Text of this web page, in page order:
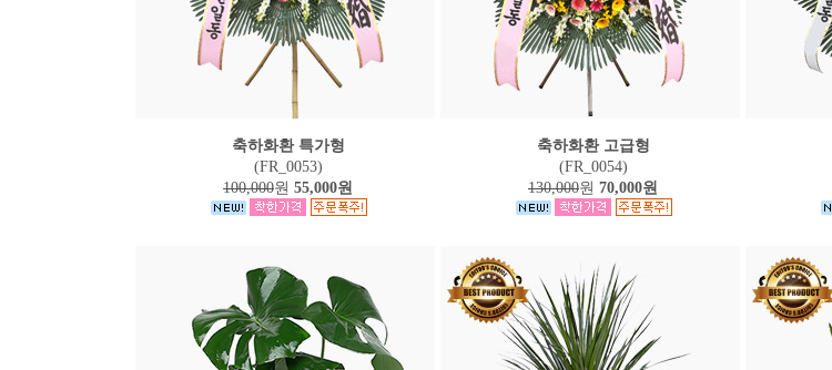
축하화환 특가형
(FR_0053)
100,000원 55,000원
축하화환 고급형
(FR_0054)
130,000원 70,000원